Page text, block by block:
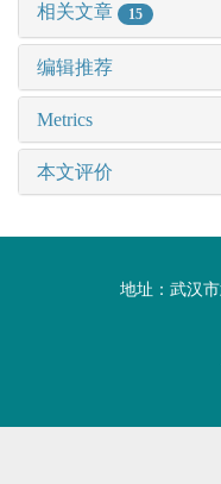
相关文章 15
编辑推荐
Metrics
本文评价
地址：武汉